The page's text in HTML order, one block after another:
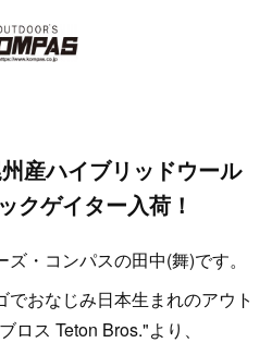
産ハイブリッドウール
クゲイター入荷！
・コンパスの田中(舞)です。
おなじみ日本生まれのアウト
ロス Teton Bros."より、